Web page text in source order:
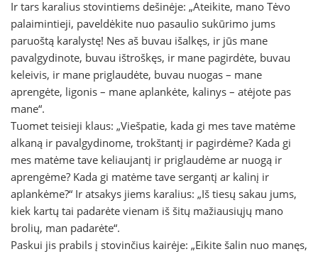
Ir tars karalius stovintiems dešinėje: „Ateikite, mano Tėvo
palaimintieji, paveldėkite nuo pasaulio sukūrimo jums
paruoštą karalystę! Nes aš buvau išalkęs, ir jūs mane
pavalgydinote, buvau ištroškęs, ir mane pagirdėte, buvau
keleivis, ir mane priglaudėte, buvau nuogas – mane
aprengėte, ligonis – mane aplankėte, kalinys – atėjote pas
mane“.
Tuomet teisieji klaus: „Viešpatie, kada gi mes tave matėme
alkaną ir pavalgydinome, trokštantį ir pagirdėme? Kada gi
mes matėme tave keliaujantį ir priglaudėme ar nuogą ir
aprengėme? Kada gi matėme tave sergantį ar kalinį ir
aplankėme?“ Ir atsakys jiems karalius: „Iš tiesų sakau jums,
kiek kartų tai padarėte vienam iš šitų mažiausiųjų mano
brolių, man padarėte“.
Paskui jis prabils į stovinčius kairėje: „Eikite šalin nuo manęs,